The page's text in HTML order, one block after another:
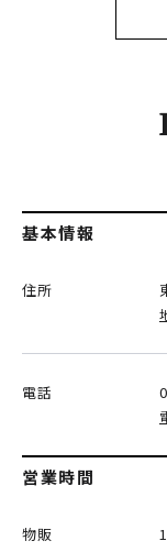
基本情報
住所
電話
営業時間
物販